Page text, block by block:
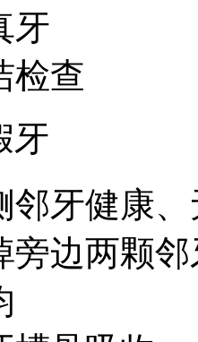
牙
检查
牙
邻牙健康
旁边两颗邻